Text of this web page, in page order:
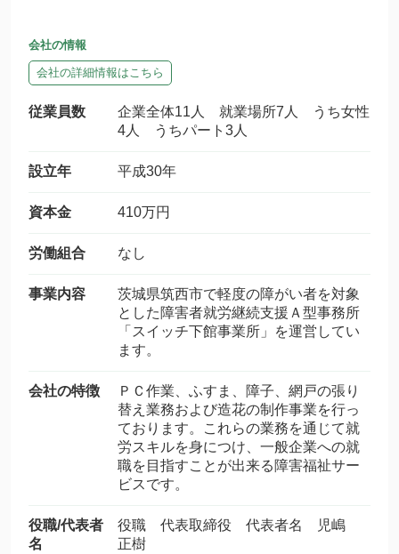
会社の情報
会社の詳細情報はこちら
従業員数
企業全体11人 就業場所7人 うち女性
4人 うちパート3人
設立年 平成30年
資本金 410万円
労働組合 なし
事業内容
茨城県筑西市で軽度の障がい者を対象
とした障害者就労継続支援Ａ型事務所
「スイッチ下館事業所」を運営してい
ます。
会社の特徴
ＰＣ作業、ふすま、障子、網戸の張り
替え業務および造花の制作事業を行っ
ております。これらの業務を通じて就
労スキルを身につけ、一般企業への就
職を目指すことが出来る障害福祉サー
ビスです。
役職/代表者
名
役職 代表取締役 代表者名 児嶋
正樹